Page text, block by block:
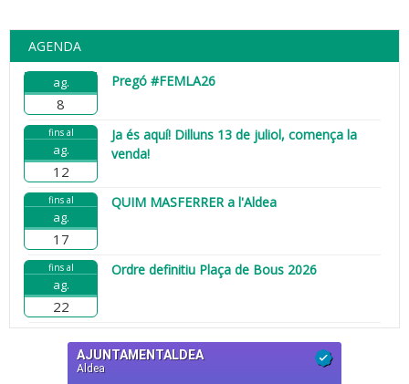
AGENDA
ag.
8
Pregó #FEMLA26
fins al
ag.
12
Ja és aquí! Dilluns 13 de juliol, comença la
venda!
fins al
ag.
17
QUIM MASFERRER a l'Aldea
fins al
ag.
22
Ordre definitiu Plaça de Bous 2026